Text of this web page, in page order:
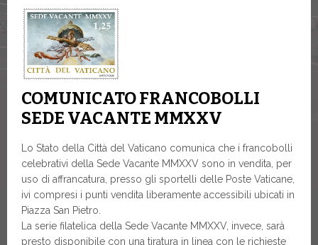
COMUNICATO FRANCOBOLLI
SEDE VACANTE MMXXV
Lo Stato della Città del Vaticano comunica che i francobolli
celebrativi della Sede Vacante MMXXV sono in vendita, per
uso di affrancatura, presso gli sportelli delle Poste Vaticane,
ivi compresi i punti vendita liberamente accessibili ubicati in
Piazza San Pietro.
La serie filatelica della Sede Vacante MMXXV, invece, sarà
presto disponibile con una tiratura in linea con le richieste